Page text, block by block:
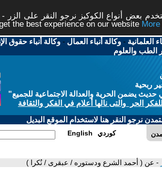
بعض أنواع الكوكيز نرجو النقر على
the best experience on our website
العلمانية -وكالة أنباء العمال -وكالة أنباء حقوق
الطب والعلوم
ربحية
يضمن الحرية والعدالة الاجتماعية للجميع"
الحر والتى نالها أعلام في الفكر والثقافة
نرجو النقر هنا لاستخدام الموقع البديل
English كوردي
- عن ( أحمد الشرع ودستوره / عبقرى / نُكرا )